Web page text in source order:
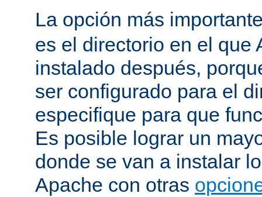
La opción más
es el directorio en el que
instalado después,
ser configurado para el
especifique para que
Es posible lograr un
donde se van a instalar
Apache con otras